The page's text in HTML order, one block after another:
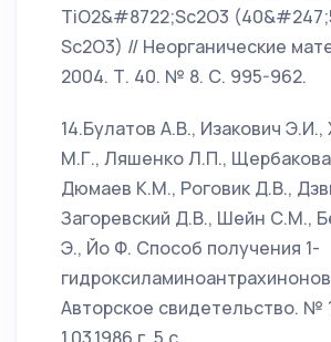
TiO2&#8722;Sc2O3
Sc2O3) // Неорганические
2004. Т. 40. № 8. С. 995-962.
14.Булатов А.В., Изакович
М.Г., Ляшенко Л.П.,
Дюмаев К.М., Роговик Д.В.,
Загоревский Д.В., Шейн С.М.,
Э., Йо Ф. Способ получения 1-
Авторское свидетельство. №